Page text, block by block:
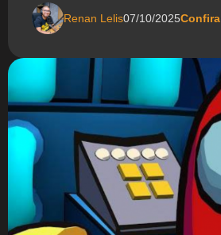
Renan Lelis07/10/2025Confira